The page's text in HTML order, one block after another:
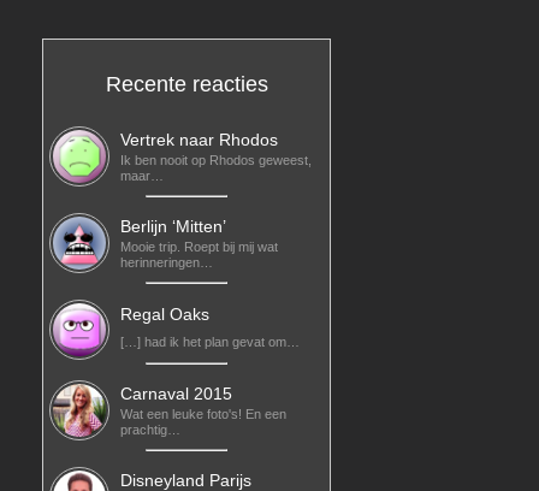
Recente reacties
Vertrek naar Rhodos
Ik ben nooit op Rhodos geweest,
maar…
Berlijn ‘Mitten’
Mooie trip. Roept bij mij wat
herinneringen…
Regal Oaks
[…] had ik het plan gevat om…
Carnaval 2015
Wat een leuke foto's! En een
prachtig…
Disneyland Parijs